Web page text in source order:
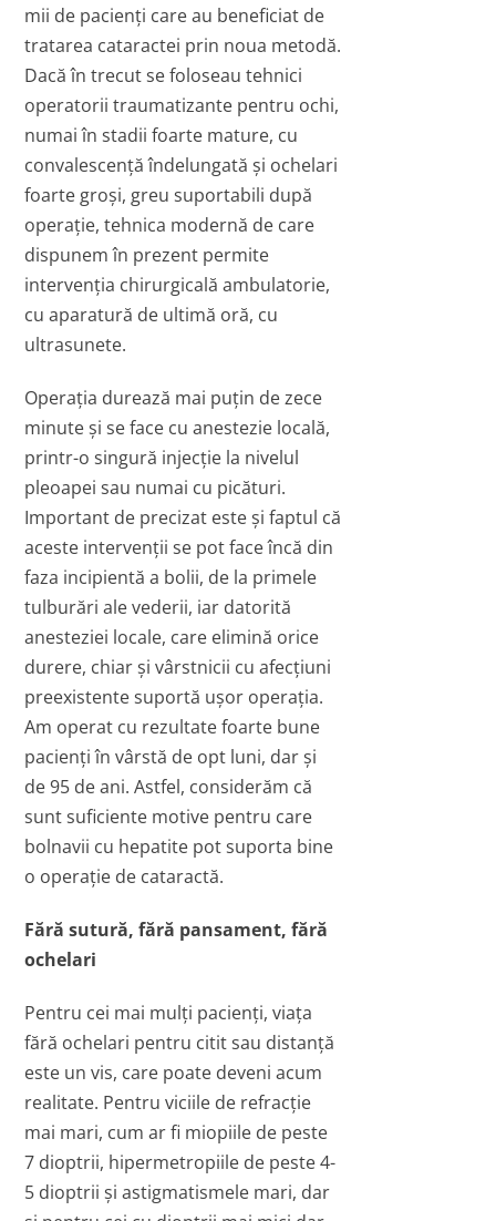
mii de pacienţi care au beneficiat de
tratarea cataractei prin noua metodă.
Dacă în trecut se foloseau tehnici
operatorii traumatizante pentru ochi,
numai în stadii foarte mature, cu
convalescenţă îndelungată şi ochelari
foarte groşi, greu suportabili după
operaţie, tehnica modernă de care
dispunem în prezent permite
intervenţia chirurgicală ambulatorie,
cu aparatură de ultimă oră, cu
ultrasunete.
Operaţia durează mai puţin de zece
minute şi se face cu anestezie locală,
printr-o singură injecţie la nivelul
pleoapei sau numai cu picături.
Important de precizat este şi faptul că
aceste intervenţii se pot face încă din
faza incipientă a bolii, de la primele
tulburări ale vederii, iar datorită
anesteziei locale, care elimină orice
durere, chiar şi vârstnicii cu afecţiuni
preexistente suportă uşor operaţia.
Am operat cu rezultate foarte bune
pacienţi în vârstă de opt luni, dar şi
de 95 de ani. Astfel, considerăm că
sunt suficiente motive pentru care
bolnavii cu hepatite pot suporta bine
o operaţie de cataractă.
Fără sutură, fără pansament, fără
ochelari
Pentru cei mai mulţi pacienţi, viaţa
fără ochelari pentru citit sau distanţă
este un vis, care poate deveni acum
realitate. Pentru viciile de refracţie
mai mari, cum ar fi miopiile de peste
7 dioptrii, hipermetropiile de peste 4-
5 dioptrii şi astigmatismele mari, dar